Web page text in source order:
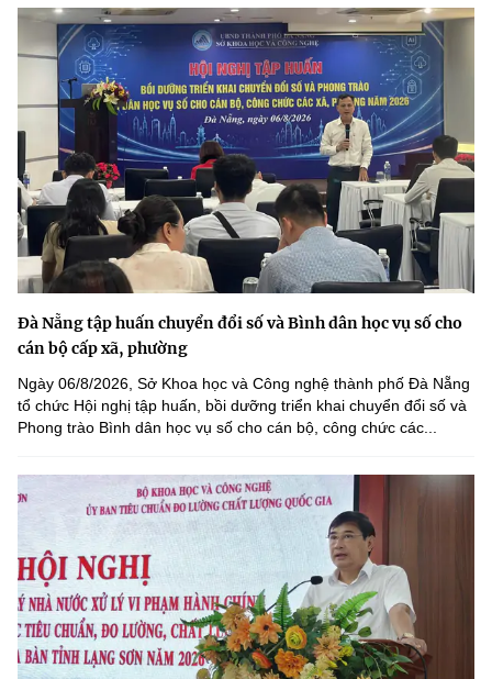
Đà Nẵng tập huấn chuyển đổi số và Bình dân học vụ số cho
cán bộ cấp xã, phường
Ngày 06/8/2026, Sở Khoa học và Công nghệ thành phố Đà Nẵng
tổ chức Hội nghị tập huấn, bồi dưỡng triển khai chuyển đổi số và
Phong trào Bình dân học vụ số cho cán bộ, công chức các...